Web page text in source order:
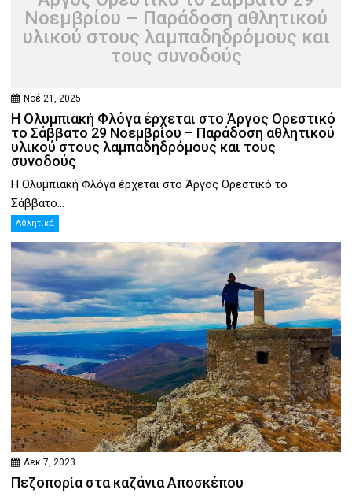
Νοεμβρίου – Παράδοση αθλητικού
υλικού στους λαμπαδηδρόμους και
τους συνοδούς
Νοέ 21, 2025
Η Ολυμπιακή Φλόγα έρχεται στο Άργος Ορεστικό
το Σάββατο 29 Νοεμβρίου – Παράδοση αθλητικού
υλικού στους λαμπαδηδρόμους και τους
συνοδούς
Η Ολυμπιακή Φλόγα έρχεται στο Άργος Ορεστικό το
Σάββατο...
Αθλητικά
Δεκ 7, 2023
Πεζοπορία στα καζάνια Αποσκέπου